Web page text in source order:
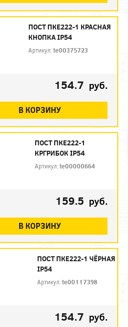
ПОСТ ПКЕ222-1 КРАСНАЯ
КНОПКА IP54
Артикул:te00375723
154.7 руб.
В КОРЗИНУ
ПОСТ ПКЕ222-1
КРГРИБОК IP54
Артикул:te00000664
159.5 руб.
В КОРЗИНУ
ПОСТ ПКЕ222-1 ЧЁРНАЯ
IP54
Артикул:te00117398
154.7 руб.